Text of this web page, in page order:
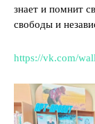
знает и помнит
свободы и
https://vk.com/